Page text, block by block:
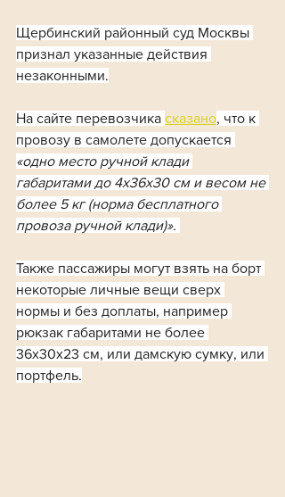
Щербинский районный суд Москвы
признал указанные действия
незаконными.
На сайте перевозчика сказано, что к
провозу в самолете допускается
«одно место ручной клади
габаритами до 4х36х30 см и весом не
более 5 кг (норма бесплатного
провоза ручной клади)».
Также пассажиры могут взять на борт
некоторые личные вещи сверх
нормы и без доплаты, например
рюкзак габаритами не более
36х30х23 см, или дамскую сумку, или
портфель.